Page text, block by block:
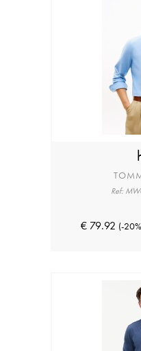
Ref:
€ 79.92 (-